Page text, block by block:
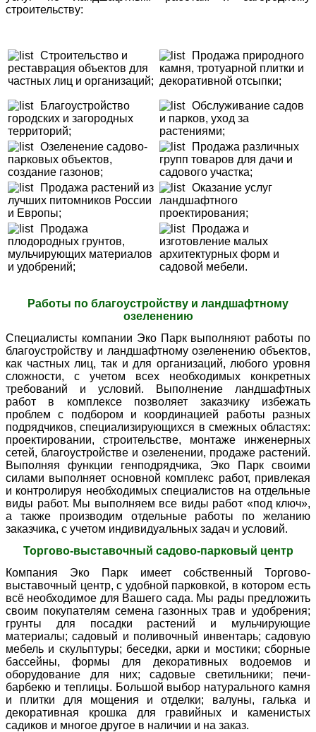
строительству:
Cтроительство и
реставрация объектов для
частных лиц и организаций;
Продажа природного
камня, тротуарной плитки и
декоративной отсыпки;
Благоустройство
городских и загородных
территорий;
Обслуживание садов
и парков, уход за
растениями;
Озеленение садово-
парковых объектов,
создание газонов;
Продажа различных
групп товаров для дачи и
садового участка;
Продажа растений из
лучших питомников России
и Европы;
Оказание услуг
ландшафтного
проектирования;
Продажа
плодородных грунтов,
мульчирующих материалов
и удобрений;
Продажа и
изготовление малых
архитектурных форм и
садовой мебели.
Работы по благоустройству и ландшафтному
озеленению
Специалисты компании Эко Парк выполняют работы по
благоустройству и ландшафтному озеленению объектов,
как частных лиц, так и для организаций, любого уровня
сложности, с учетом всех необходимых конкретных
требований и условий. Выполнение ландшафтных
работ в комплексе позволяет заказчику избежать
проблем с подбором и координацией работы разных
подрядчиков, специализирующихся в смежных областях:
проектировании, строительстве, монтаже инженерных
сетей, благоустройстве и озеленении, продаже растений.
Выполняя функции генподрядчика, Эко Парк своими
силами выполняет основной комплекс работ, привлекая
и контролируя необходимых специалистов на отдельные
виды работ. Мы выполняем все виды работ «под ключ»,
а также производим отдельные работы по желанию
заказчика, с учетом индивидуальных задач и условий.
Торгово-выставочный садово-парковый центр
Компания Эко Парк имеет собственный Торгово-
выставочный центр, с удобной парковкой, в котором есть
всё необходимое для Вашего сада. Мы рады предложить
своим покупателям семена газонных трав и удобрения;
грунты для посадки растений и мульчирующие
материалы; садовый и поливочный инвентарь; садовую
мебель и скульптуры; беседки, арки и мостики; сборные
бассейны, формы для декоративных водоемов и
оборудование для них; садовые светильники; печи-
барбекю и теплицы. Большой выбор натурального камня
и плитки для мощения и отделки; валуны, галька и
декоративная крошка для гравийных и каменистых
садиков и многое другое в наличии и на заказ.